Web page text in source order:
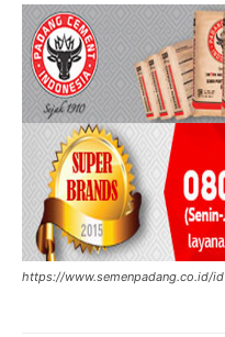
https://www.semenpadang.co.id/id